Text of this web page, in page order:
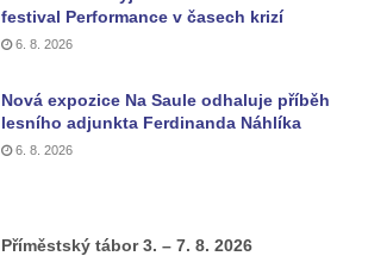
festival Performance v časech krizí
6. 8. 2026
Nová expozice Na Saule odhaluje příběh
lesního adjunkta Ferdinanda Náhlíka
6. 8. 2026
Příměstský tábor 3. – 7. 8. 2026